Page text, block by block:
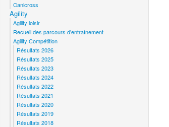
Canicross
Agility
Agility loisir
Recueil des parcours d'entraînement
Agility Compétition
Résultats 2026
Résultats 2025
Résultats 2023
Résultats 2024
Résultats 2022
Résultats 2021
Résultats 2020
Résultats 2019
Résultats 2018